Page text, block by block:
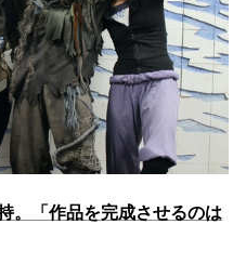
。「作品を完成させるのは